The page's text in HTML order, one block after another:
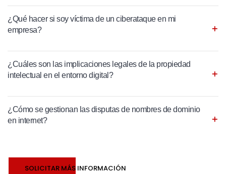
¿Qué hacer si soy víctima de un ciberataque en mi
empresa?
¿Cuáles son las implicaciones legales de la propiedad
intelectual en el entorno digital?
¿Cómo se gestionan las disputas de nombres de dominio
en internet?
SOLICITAR MÁS INFORMACIÓN